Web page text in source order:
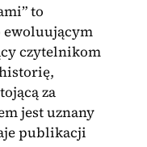
to
ewoluującym
czytelnikom
za
jest uznany
publikacji